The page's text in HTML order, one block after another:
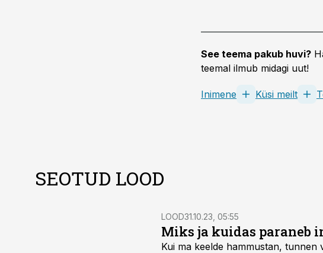
See teema pakub huvi?
teemal ilmub midagi uut!
Inimene Küsi meilt
SEOTUD LOOD
LOOD31.10.23, 05:55
Miks ja kuidas paraneb
Kui ma keelde hammustan, tunnen